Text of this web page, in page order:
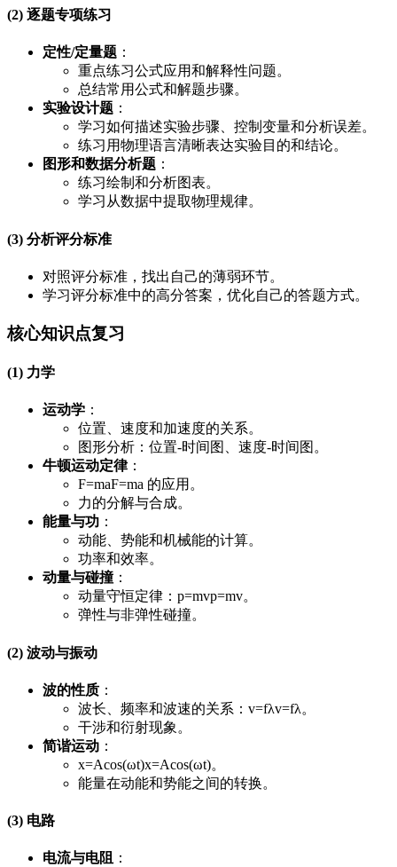
(2) 逐题专项练习
定性/定量题 ：
重点练习公式应用和解释性问题。
总结常用公式和解题步骤。
实验设计题 ：
学习如何描述实验步骤、控制变量和分析误差。
练习用物理语言清晰表达实验目的和结论。
图形和数据分析题 ：
练习绘制和分析图表。
学习从数据中提取物理规律。
(3) 分析评分标准
对照评分标准，找出自己的薄弱环节。
学习评分标准中的高分答案，优化自己的答题方式。
核心知识点复习
(1) 力学
运动学 ：
位置、速度和加速度的关系。
图形分析：位置-时间图、速度-时间图。
牛顿运动定律：
F=maF=ma 的应用。
力的分解与合成。
能量与功 ：
动能、势能和机械能的计算。
功率和效率。
动量与碰撞 ：
动量守恒定律： p=mvp=mv。
弹性与非弹性碰撞。
(2) 波动与振动
波的性质 ：
波长、频率和波速的关系： v=fλv=fλ。
干涉和衍射现象。
简谐运动 ：
x=Acos⁡(ωt)x=Acos(ωt)。
能量在动能和势能之间的转换。
(3) 电路
电流与电阻 ：